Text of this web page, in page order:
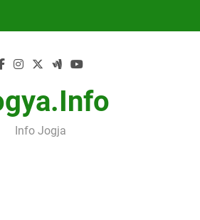
Info Jogja